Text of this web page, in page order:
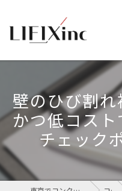
壁のひび割
かつ低コス
チェック